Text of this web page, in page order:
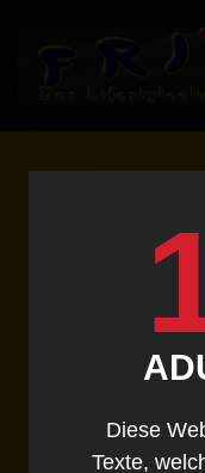
Diese
Texte,